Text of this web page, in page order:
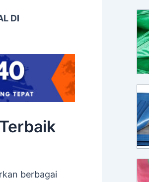
DI
berbagai